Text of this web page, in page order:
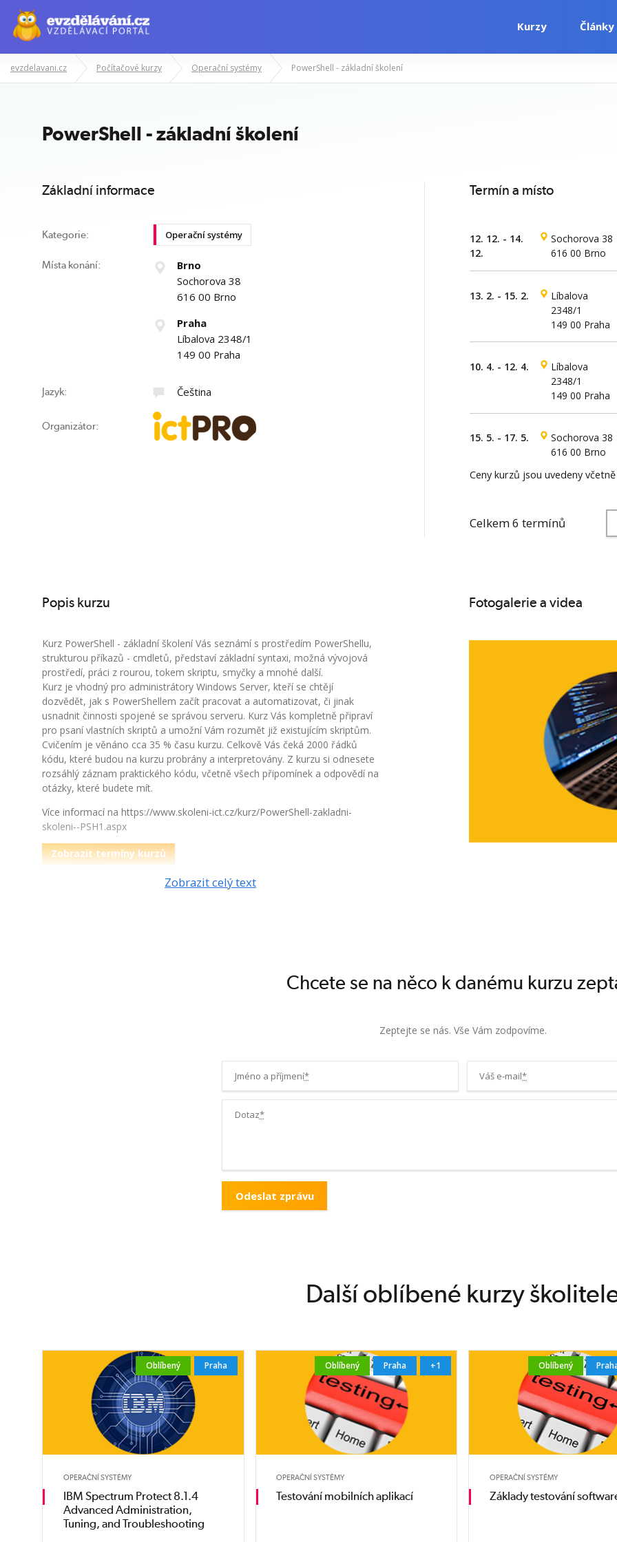
Kurzy Články
Manažerské kurzy Odborné znalosti Počítačové kurzy
evzdelavani.cz Počítačové kurzy Operační systémy PowerShell - základní školení
PowerShell - základní školení
Základní informace
Kategorie: Operační systémy
Místa konání:
Brno
Sochorova 38
616 00 Brno
Praha
Líbalova 2348/1
149 00 Praha
Jazyk: Čeština
Organizátor:
Termín a místo
12. 12. - 14.
12.
Sochorova 38
616 00 Brno
13. 2. - 15. 2.
Líbalova
2348/1
149 00 Praha
10. 4. - 12. 4.
Líbalova
2348/1
149 00 Praha
15. 5. - 17. 5.
Sochorova 38
616 00 Brno
Ceny kurzů jsou uvedeny
Celkem 6 termínů
Popis kurzu
Kurz PowerShell - základní školení Vás seznámí s prostředím PowerShellu,
strukturou příkazů - cmdletů, představí základní syntaxi, možná vývojová
prostředí, práci z rourou, tokem skriptu, smyčky a mnohé další.
Kurz je vhodný pro administrátory Windows Server, kteří se chtějí
dozvědět, jak s PowerShellem začít pracovat a automatizovat, či jinak
usnadnit činnosti spojené se správou serveru. Kurz Vás kompletně připraví
pro psaní vlastních skriptů a umožní Vám rozumět již existujícím skriptům.
Cvičením je věnáno cca 35 % času kurzu. Celkově Vás čeká 2000 řádků
kódu, které budou na kurzu probrány a interpretovány. Z kurzu si odnesete
rozsáhlý záznam praktického kódu, včetně všech připomínek a odpovědí na
otázky, které budete mít.
Více informací na https://www.skoleni-ict.cz/kurz/PowerShell-zakladni-
skoleni--PSH1.aspx
Zobrazit termíny kurzů
Zobrazit celý text
Fotogalerie a videa
Chcete se na něco k danému kurzu
Zeptejte se nás. Vše Vám zodpovíme.
Jméno a příjmení* Váš e-mail*
Dotaz*
Další oblíbené kurzy
Oblíbený Praha
OPERAČNÍ SYSTÉMY
IBM Spectrum Protect 8.1.4
Advanced Administration,
Tuning, and Troubleshooting
Oblíbený Praha +1
OPERAČNÍ SYSTÉMY
Testování mobilních aplikací
Oblíbený
OPERAČNÍ SYSTÉMY
Základy testování